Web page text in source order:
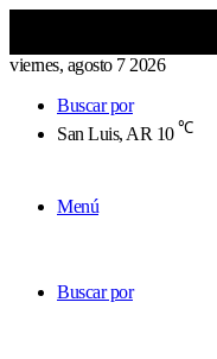
viernes, agosto 7 2026
Buscar por
San Luis, AR 10 ℃
Menú
Buscar por